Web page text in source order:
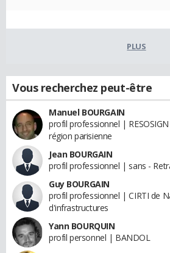
PLUS
Vous recherchez peut-être
Manuel BOURGAIN
profil professionnel |
région parisienne
Jean BOURGAIN
profil professionnel | sans -
Guy BOURGAIN
profil professionnel | CIRTI de
d'infrastructures
Yann BOURQUIN
profil personnel | BANDOL